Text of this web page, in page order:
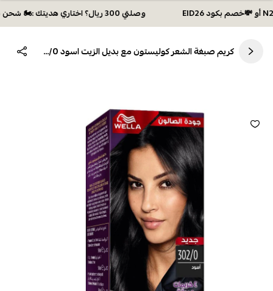
وصلتي 300 ريال؟ اختاري هديتك :🏍 شحن مجاني بكود N28 أو 💸خصم بكود EID26
كريم صبغة الشعر كوليستون مع بديل الزيت اسود 302/0 من ويلا 50 ملليتر